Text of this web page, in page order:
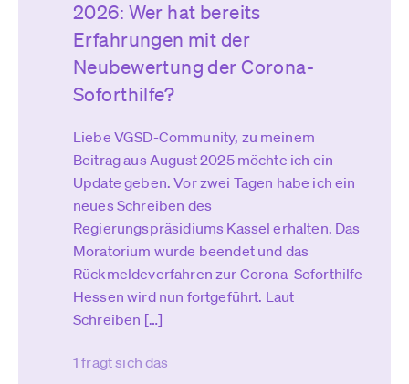
2026: Wer hat bereits
Erfahrungen mit der
Neubewertung der Corona-
Soforthilfe?
Liebe VGSD-Community, zu meinem
Beitrag aus August 2025 möchte ich ein
Update geben. Vor zwei Tagen habe ich ein
neues Schreiben des
Regierungspräsidiums Kassel erhalten. Das
Moratorium wurde beendet und das
Rückmeldeverfahren zur Corona-Soforthilfe
Hessen wird nun fortgeführt. Laut
Schreiben […]
1 fragt sich das